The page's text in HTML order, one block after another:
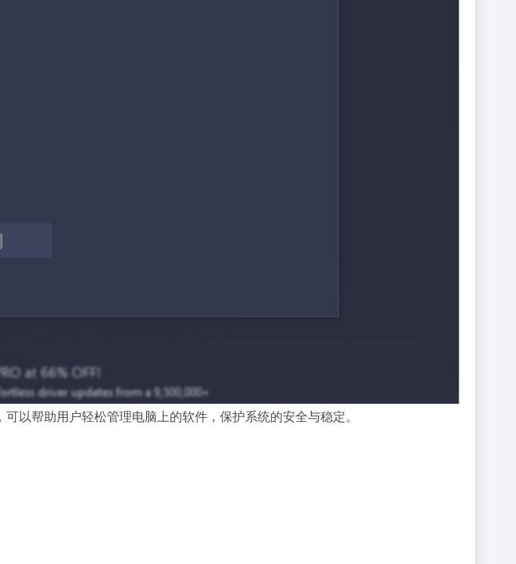
以帮助用户轻松管理电脑上的软件，保护系统的安全与稳定。